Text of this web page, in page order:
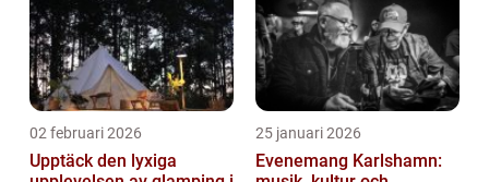
02 februari 2026
Upptäck den lyxiga
25 januari 2026
Evenemang Karlshamn: